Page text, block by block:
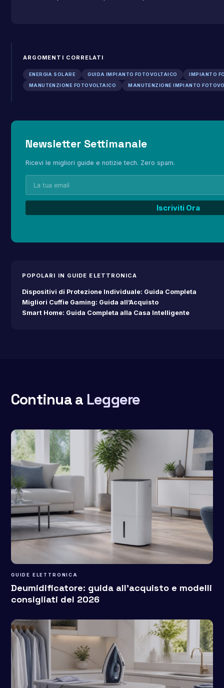
ARGOMENTI CORRELATI
ENERGIA SOLARE GUIDA IMPIANTO FOTOVOLTAICO
IMPIANTO
MANUTENZIONE FOTOVOLTAICO
MANUTENZIONE IMPIANTO
Newsletter Settimanale
Ricevi le migliori guide e notizie tech. Zero spam.
POPOLARI IN GUIDE ELETTRONICA
Dispositivi di Protezione Individuale: Guida Completa
Migliori Cuffie Gaming: Guida all’Acquisto
Smart Home: Guida Completa alla Casa Intelligente
Continua a Leggere
GUIDE ELETTRONICA
Deumidificatore: guida all’acquisto e modelli
consigliati del 2026